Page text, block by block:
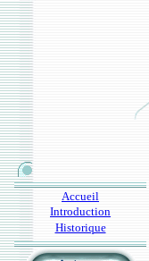
Accueil
Introduction
Historique